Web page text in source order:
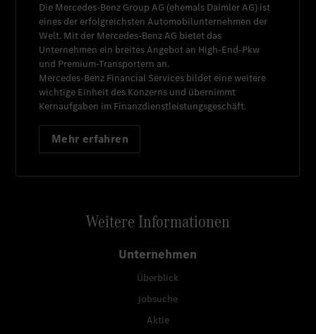
Die Mercedes-Benz Group AG (ehemals Daimler AG) ist
eines der erfolgreichsten Automobilunternehmen der
Welt. Mit der Mercedes-Benz AG bietet das
Unternehmen ein breites Angebot an High-End-Pkw
und Premium-Transportern an.
Mercedes-Benz Financial Services bildet eine weitere
wichtige Einheit des Konzerns und übernimmt
Kernaufgaben im Finanzdienstleistungsgeschäft.
Mehr erfahren
Weitere Informationen
Unternehmen
Überblick
Jobsuche
Aktie